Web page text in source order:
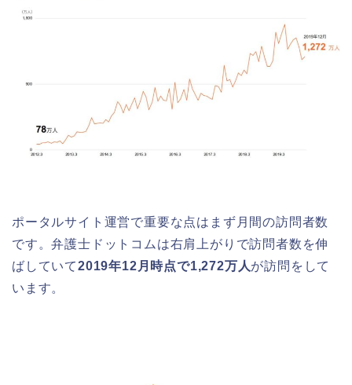
ポータルサイト運営で重要な点はまず月間の訪問者数
です。弁護士ドットコムは右肩上がりで訪問者数を伸
ばしていて2019年12月時点で1,272万人が訪問をして
います。